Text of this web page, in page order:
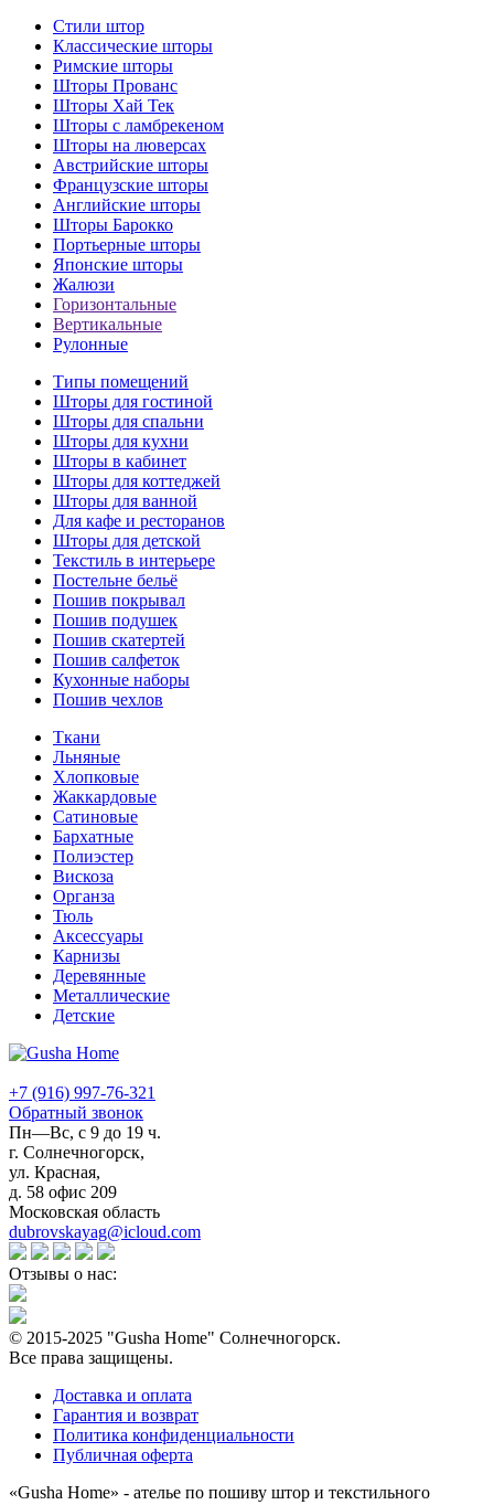
Стили штор
Классические шторы
Римские шторы
Шторы Прованс
Шторы Хай Тек
Шторы с ламбрекеном
Шторы на люверсах
Австрийские шторы
Французские шторы
Английские шторы
Шторы Барокко
Портьерные шторы
Японские шторы
Жалюзи
Горизонтальные
Вертикальные
Рулонные
Типы помещений
Шторы для гостиной
Шторы для спальни
Шторы для кухни
Шторы в кабинет
Шторы для коттеджей
Шторы для ванной
Для кафе и ресторанов
Шторы для детской
Текстиль в интерьере
Постельне бельё
Пошив покрывал
Пошив подушек
Пошив скатертей
Пошив салфеток
Кухонные наборы
Пошив чехлов
Ткани
Льняные
Хлопковые
Жаккардовые
Сатиновые
Бархатные
Полиэстер
Вискоза
Органза
Тюль
Аксессуары
Карнизы
Деревянные
Металлические
Детские
+7 (916) 997-76-321
Обратный звонок
Пн—Вс, с 9 до 19 ч.
г. Солнечногорск,
ул. Красная,
д. 58 офис 209
Московская область
dubrovskayag@icloud.com
Отзывы о нас:
© 2015-2025 "Gusha Home" Солнечногорск.
Все права защищены.
Доставка и оплата
Гарантия и возврат
Политика конфиденциальности
Публичная оферта
«Gusha Home» - ателье по пошиву штор и текстильного